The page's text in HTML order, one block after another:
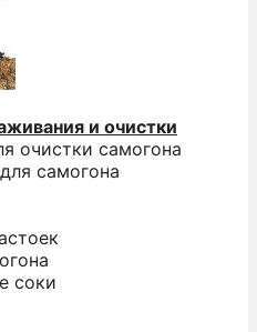
и очистки
очистки самогона
самогона
соки